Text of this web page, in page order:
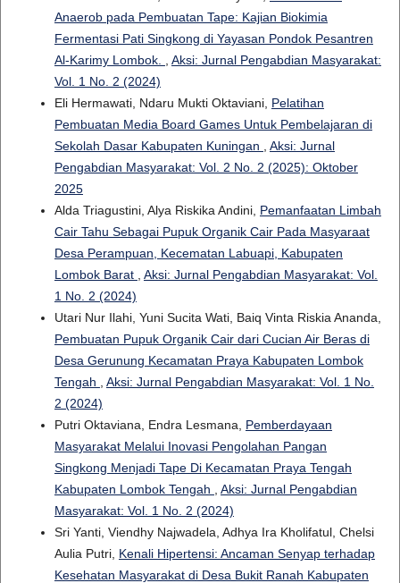
Anaerob pada Pembuatan Tape: Kajian Biokimia
Fermentasi Pati Singkong di Yayasan Pondok Pesantren
Al-Karimy Lombok.
Aksi: Jurnal Pengabdian Masyarakat:
Vol. 1 No. 2 (2024)
Eli Hermawati, Ndaru Mukti Oktaviani, Pelatihan
Pembuatan Media Board Games Untuk Pembelajaran di
Sekolah Dasar Kabupaten Kuningan
Aksi: Jurnal
Pengabdian Masyarakat: Vol. 2 No. 2 (2025): Oktober
2025
Alda Triagustini, Alya Riskika Andini, Pemanfaatan Limbah
Cair Tahu Sebagai Pupuk Organik Cair Pada Masyaraat
Desa Perampuan, Kecematan Labuapi, Kabupaten
Lombok Barat
Aksi: Jurnal Pengabdian Masyarakat: Vol.
1 No. 2 (2024)
Utari Nur Ilahi, Yuni Sucita Wati, Baiq Vinta Riskia Ananda,
Pembuatan Pupuk Organik Cair dari Cucian Air Beras di
Desa Gerunung Kecamatan Praya Kabupaten Lombok
Tengah
Aksi: Jurnal Pengabdian Masyarakat: Vol. 1 No.
2 (2024)
Putri Oktaviana, Endra Lesmana, Pemberdayaan
Masyarakat Melalui Inovasi Pengolahan Pangan
Singkong Menjadi Tape Di Kecamatan Praya Tengah
Kabupaten Lombok Tengah
Aksi: Jurnal Pengabdian
Masyarakat: Vol. 1 No. 2 (2024)
Sri Yanti, Viendhy Najwadela, Adhya Ira Kholifatul, Chelsi
Aulia Putri, Kenali Hipertensi: Ancaman Senyap terhadap
Kesehatan Masyarakat di Desa Bukit Ranah Kabupaten